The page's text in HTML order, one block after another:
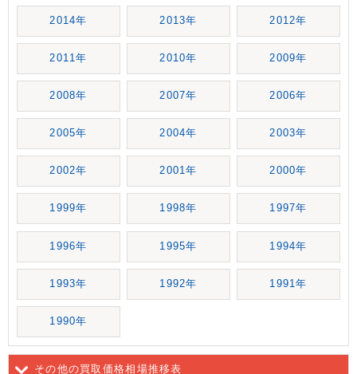
2014年 2013年 2012年
2011年 2010年 2009年
2008年 2007年 2006年
2005年 2004年 2003年
2002年 2001年 2000年
1999年 1998年 1997年
1996年 1995年 1994年
1993年 1992年 1991年
1990年
その他の買取価格相場推移表